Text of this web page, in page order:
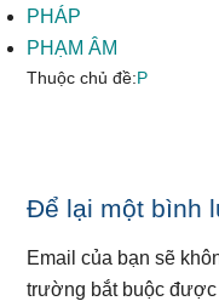
PHÁP
PHẠM ÂM
Thuộc chủ đề:P
Reader
Interactions
Để lại một bình
Email của bạn sẽ
trường bắt buộc